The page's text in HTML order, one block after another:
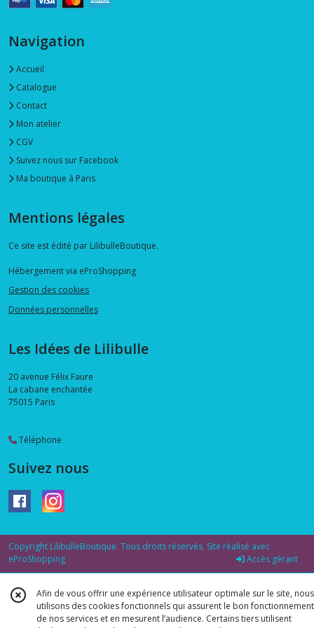
Navigation
Accueil
Catalogue
Contact
Mon atelier
CGV
Suivez nous sur Facebook
Ma boutique à Paris
Mentions légales
Ce site est édité par LilibulleBoutique.
Hébergement via eProShopping
Gestion des cookies
Données personnelles
Les Idées de Lilibulle
20 avenue Félix Faure
La cabane enchantée
75015 Paris
Téléphone
Suivez nous
Copyright LilibulleBoutique. Tous droits réservés. Site réalisé avec
eProShopping
Accès gérant
Afin de vous offrir une expérience utilisateur optimale sur le site, nous
utilisons des cookies fonctionnels qui assurent le bon fonctionnement
de nos services et en mesurent l’audience. Certains tiers utilisent